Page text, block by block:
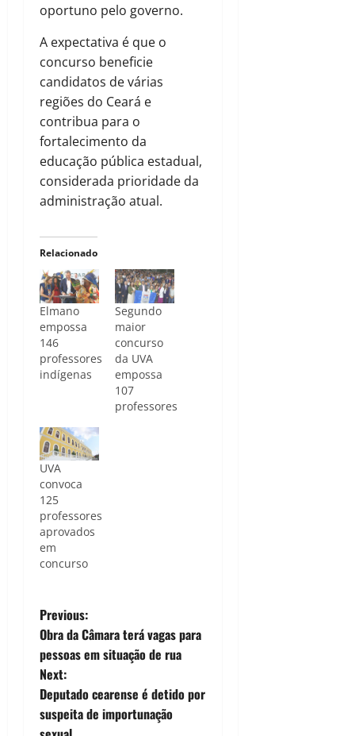
oportuno pelo governo.
A expectativa é que o
concurso beneficie
candidatos de várias
regiões do Ceará e
contribua para o
fortalecimento da
educação pública estadual,
considerada prioridade da
administração atual.
Relacionado
Elmano
empossa
146
professores
indígenas
Segundo
maior
concurso
da UVA
empossa
107
professores
UVA
convoca
125
professores
aprovados
em
concurso
P
o
s
t
Previous:
Obra da Câmara terá vagas para
pessoas em situação de rua
Next:
Deputado cearense é detido por
suspeita de importunação